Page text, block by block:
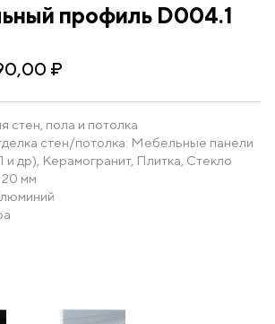
профиль D004.1
₽
стен, пола и потолка
стен/потолка: Мебельные панели
Керамогранит, Плитка, Стекло
20 мм